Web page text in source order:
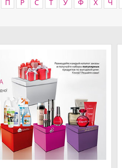
П Р С Т У Ф Х Ч